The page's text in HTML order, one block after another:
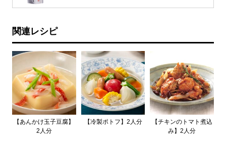
関連レシピ
【あんかけ玉子豆腐】
2人分
【冷製ポトフ】2人分
【チキンのトマト煮込
み】2人分